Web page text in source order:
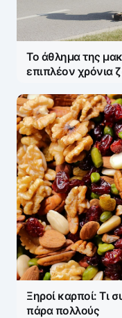
Το άθλημα της
επιπλέον χρόνια
Ξηροί καρποί: Τι
πάρα πολλούς